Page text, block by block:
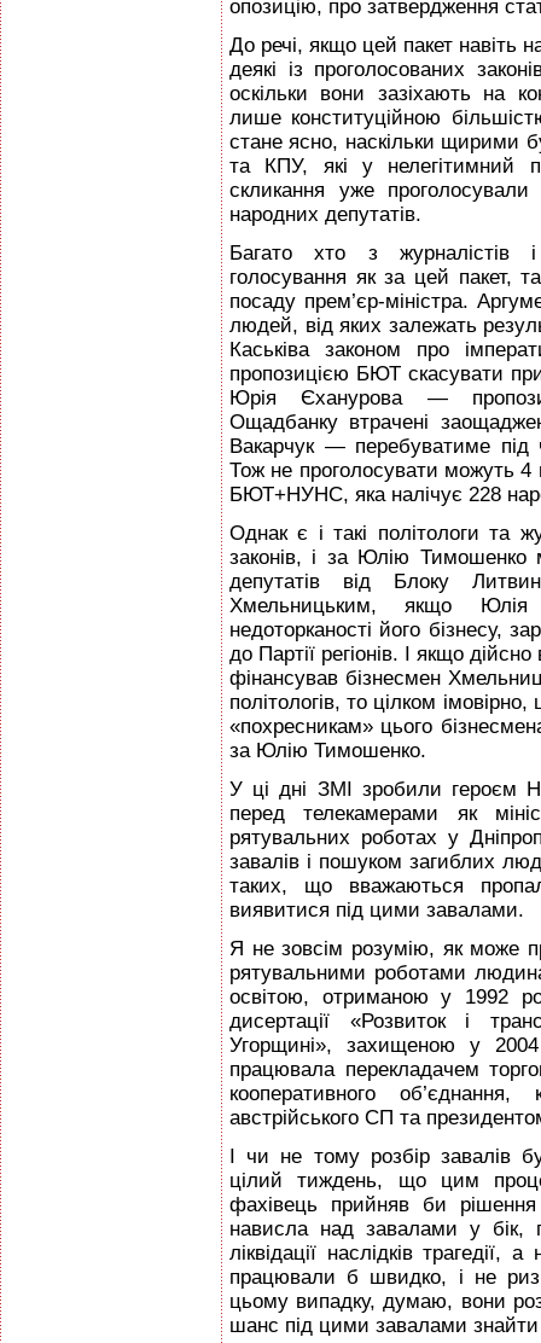
опозицію, про затвердження
До речі, якщо цей пакет навіть
деякі із проголосованих
оскільки вони зазіхають на
лише конституційною
стане ясно, наскільки щирими
та КПУ, які у нелегітимний
скликання уже проголосували
народних депутатів.
Багато хто з журналістів і
голосування як за цей пакет,
посаду прем’єр-міністра.
людей, від яких залежать
Каськіва законом про
пропозицією БЮТ скасувати
Юрія Єханурова —
Ощадбанку втрачені
Вакарчук — перебуватиме
Тож не проголосувати можуть 4
БЮТ+НУНС, яка налічує 228
Однак є і такі політологи та
законів, і за Юлію Тимошенко
депутатів від Блоку
Хмельницьким, якщо Юлія
недоторканості його бізнесу,
до Партії регіонів. І якщо
фінансував бізнесмен
політологів, то цілком
«похресникам» цього
за Юлію Тимошенко.
У ці дні ЗМІ зробили героєм
перед телекамерами як
рятувальних роботах у
завалів і пошуком загиблих
таких, що вважаються
виявитися під цими завалами.
Я не зовсім розумію, як може
рятувальними роботами
освітою, отриманою у 1992
дисертації «Розвиток і
Угорщині», захищеною у
працювала перекладачем
кооперативного
австрійського СП та
І чи не тому розбір завалів
цілий тиждень, що цим
фахівець прийняв би
нависла над завалами у
ліквідації наслідків
працювали б швидко, і не
цьому випадку, думаю, вони
шанс під цими завалами